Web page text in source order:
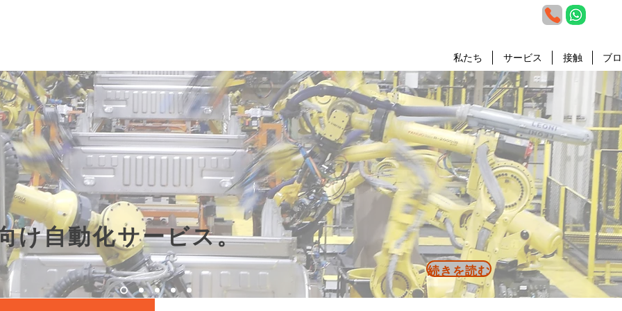
私たち サービス 接触 ブ
け自動化サービス。
続きを読む